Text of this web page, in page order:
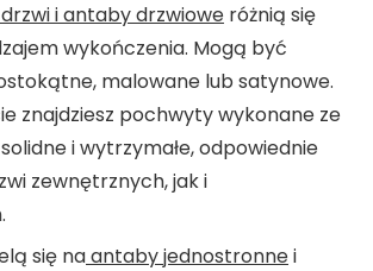
i antaby drzwiowe różnią się
wykończenia. Mogą być
malowane lub satynowe.
znajdziesz pochwyty wykonane ze
i wytrzymałe, odpowiednie
zewnętrznych, jak i
się naantaby jednostronnei